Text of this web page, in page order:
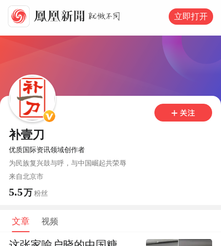
立即打开
补壹刀
优质国际资讯领域创作者
为民族复兴鼓与呼，与中国崛起共荣辱
来自北京市
5.5万粉丝
文章 视频